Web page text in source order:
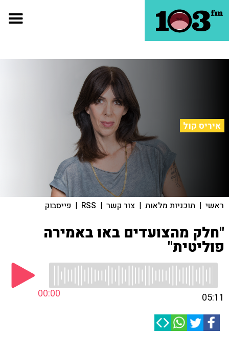
איריס קול
ראשי | תוכניות מלאות | צור קשר |
RSS
| פייסבוק
"חלק מהצועדים באו באמירה
פוליטית"
00:00 05:11